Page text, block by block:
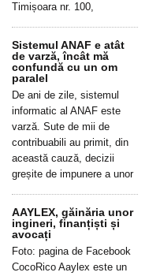
Timișoara nr. 100,
Sistemul ANAF e atât
de varză, încât mă
confundă cu un om
paralel
De ani de zile, sistemul
informatic al ANAF este
varză. Sute de mii de
contribuabili au primit, din
această cauză, decizii
greșite de impunere a unor
AAYLEX, găinăria unor
ingineri, finanțiști și
avocați
Foto: pagina de Facebook
CocoRico Aaylex este un